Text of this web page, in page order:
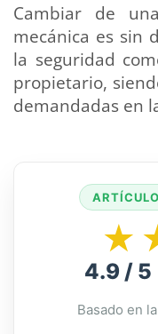
Cambiar de
mecánica es sin
la seguridad
propietario,
demandadas en
4.9 / 5
Basado en